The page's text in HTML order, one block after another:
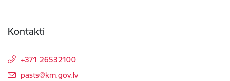
Kontakti
+371 26532100
E-pasts:
pasts@km.gov.lv